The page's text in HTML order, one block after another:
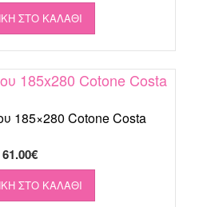
ΣΤΟ ΚΑΛΆΘΙ
185×280 Cotone Costa
61.00€
ΣΤΟ ΚΑΛΆΘΙ